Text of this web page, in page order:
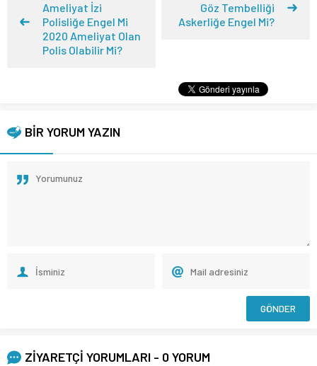
Ameliyat İzi
Polisliğe Engel Mi
2020 Ameliyat Olan
Polis Olabilir Mi?
Göz Tembelliği
Askerliğe Engel Mi?
BİR YORUM YAZIN
ZİYARETÇİ YORUMLARI - 0 YORUM